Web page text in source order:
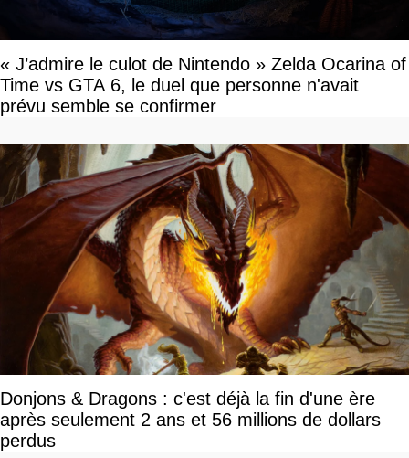
« J’admire le culot de Nintendo » Zelda Ocarina of
Time vs GTA 6, le duel que personne n'avait
prévu semble se confirmer
Donjons & Dragons : c'est déjà la fin d'une ère
après seulement 2 ans et 56 millions de dollars
perdus